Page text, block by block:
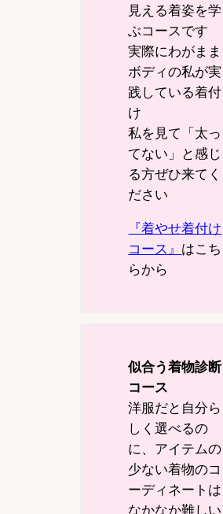
見える着姿を学
ぶコースです
実際にわがまま
ボディの私が実
践している着付
け
私を見て「太っ
てない」と感じ
る方ぜひ来てく
ださい
『着やせ着付け
コース』 はこち
らから
似合う着物診断
コース
洋服だと自分ら
しく選べるの
に、アイテムの
少ない着物のコ
ーディネートは
なかなか難しい